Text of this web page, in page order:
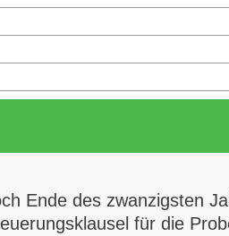
Ende des zwanzigsten
für die